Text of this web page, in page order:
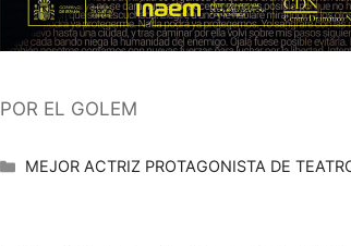
POR EL GOLEM
Categorías
MEJOR ACTRIZ PROTAGONISTA DE